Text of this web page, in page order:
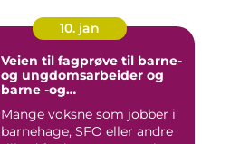
10. jan
Veien til fagprøve til barne-
og ungdomsarbeider og
barne -og
Mange voksne som jobber i
barnehage, SFO eller andre